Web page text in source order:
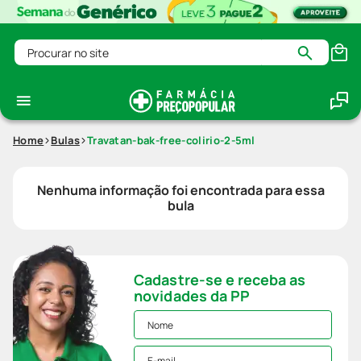
Procurar no site
Home Bulas Travatan-bak-free-colirio-2-5ml
Nenhuma informação foi encontrada para essa
bula
Cadastre-se e receba as
novidades da PP